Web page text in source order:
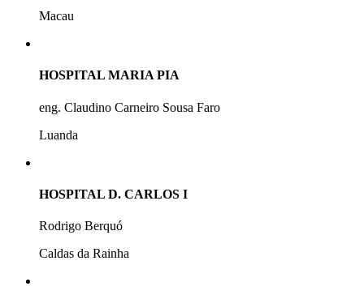
Macau
HOSPITAL MARIA PIA
eng. Claudino Carneiro Sousa Faro
Luanda
HOSPITAL D. CARLOS I
Rodrigo Berquó
Caldas da Rainha